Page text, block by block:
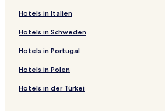
Hotels in Italien
Hotels in Schweden
Hotels in Portugal
Hotels in Polen
Hotels in der Türkei